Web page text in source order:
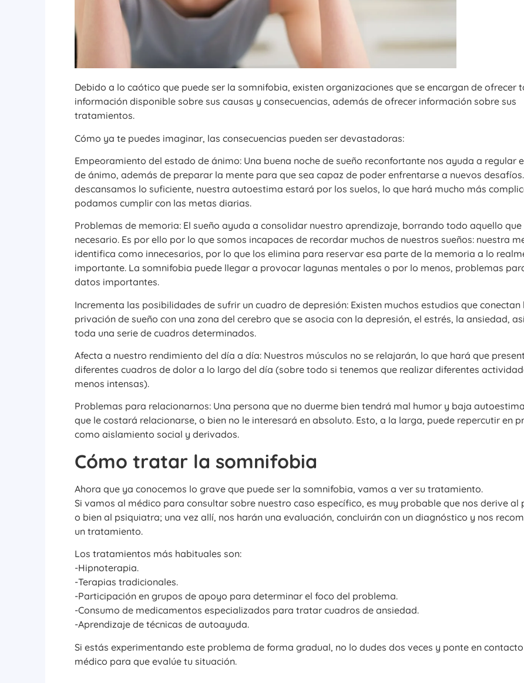
Debido a lo caótico que puede ser la somnifobia, existen organizaciones que se encargan de ofrecer
información disponible sobre sus causas y consecuencias, además de ofrecer información sobre sus
tratamientos.
Cómo ya te puedes imaginar, las consecuencias pueden ser devastadoras:
Empeoramiento del estado de ánimo: Una buena noche de sueño reconfortante nos ayuda a regular
de ánimo, además de preparar la mente para que sea capaz de poder enfrentarse a nuevos desafíos.
descansamos lo suficiente, nuestra autoestima estará por los suelos, lo que hará mucho más
podamos cumplir con las metas diarias.
Problemas de memoria: El sueño ayuda a consolidar nuestro aprendizaje, borrando todo aquello que
necesario. Es por ello por lo que somos incapaces de recordar muchos de nuestros sueños: nuestra
identifica como innecesarios, por lo que los elimina para reservar esa parte de la memoria a lo
importante. La somnifobia puede llegar a provocar lagunas mentales o por lo menos, problemas
datos importantes.
Incrementa las posibilidades de sufrir un cuadro de depresión: Existen muchos estudios que conectan
privación de sueño con una zona del cerebro que se asocia con la depresión, el estrés, la ansiedad,
toda una serie de cuadros determinados.
Afecta a nuestro rendimiento del día a día: Nuestros músculos no se relajarán, lo que hará que
diferentes cuadros de dolor a lo largo del día (sobre todo si tenemos que realizar diferentes
menos intensas).
Problemas para relacionarnos: Una persona que no duerme bien tendrá mal humor y baja
que le costará relacionarse, o bien no le interesará en absoluto. Esto, a la larga, puede repercutir en
como aislamiento social y derivados.
Cómo tratar la somnifobia
Ahora que ya conocemos lo grave que puede ser la somnifobia, vamos a ver su tratamiento.
Si vamos al médico para consultar sobre nuestro caso específico, es muy probable que nos derive al
o bien al psiquiatra; una vez allí, nos harán una evaluación, concluirán con un diagnóstico y nos
un tratamiento.
Los tratamientos más habituales son:
-Hipnoterapia.
-Terapias tradicionales.
-Participación en grupos de apoyo para determinar el foco del problema.
-Consumo de medicamentos especializados para tratar cuadros de ansiedad.
-Aprendizaje de técnicas de autoayuda.
Si estás experimentando este problema de forma gradual, no lo dudes dos veces y ponte en
médico para que evalúe tu situación.